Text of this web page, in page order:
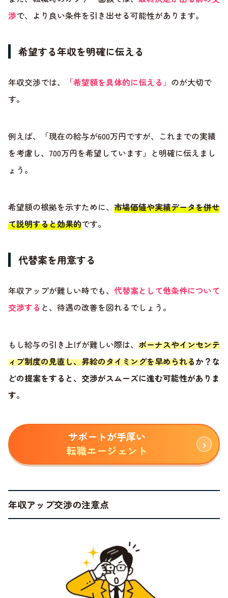
渉で、より良い条件を引き出せる可能性があります。
希望する年収を明確に伝える
年収交渉では、 「希望額を具体的に伝える」 のが大切で
す。
例えば、「現在の給与が600万円ですが、これまでの実績
を考慮し、700万円を希望しています」と明確に伝えまし
ょう。
希望額の根拠を示すために、 市場価値や実績データを併せ
て説明すると効果的です。
代替案を用意する
年収アップが難しい時でも、 代替案として他条件について
交渉する と、待遇の改善を図れるでしょう。
もし給与の引き上げが難しい際は、 ボーナスやインセンテ
ィブ制度の見直し、昇給のタイミングを早められるか？な
どの提案をすると、交渉がスムーズに進む可能性がありま
す。
サポートが手厚い
転職エージェント
年収アップ交渉の注意点